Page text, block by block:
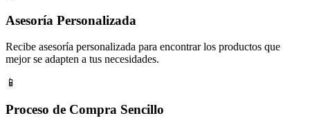
Asesoría Personalizada
Recibe asesoría personalizada para encontrar los productos que
mejor se adapten a tus necesidades.
📱
Proceso de Compra Sencillo